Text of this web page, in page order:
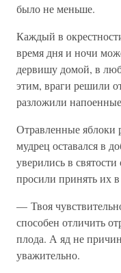
было не меньше.
Каждый в
время дня и ночи
дервишу домой, в
этим, враги решили
разложили
Отравленные яблоки
мудрец оставался в
уверились в
просили принять их
— Твоя
способен отличить
плода. А яд не
уважительно.